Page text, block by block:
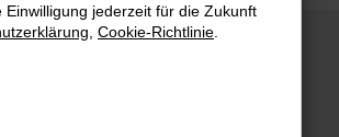
jederzeit für die Zukunft
Cookie-Richtlinie